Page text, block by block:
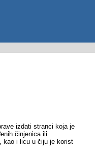
izdati stranci koja je
činjenica ili
kao i licu u čiju je korist